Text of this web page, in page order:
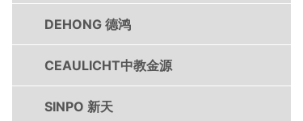
DEHONG 德鸿
CEAULICHT中教金源
SINPO 新天